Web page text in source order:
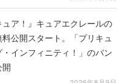
ュア！』キュアエクレールの
公開スタート。「プリキュ
インフィニティ！」のバン